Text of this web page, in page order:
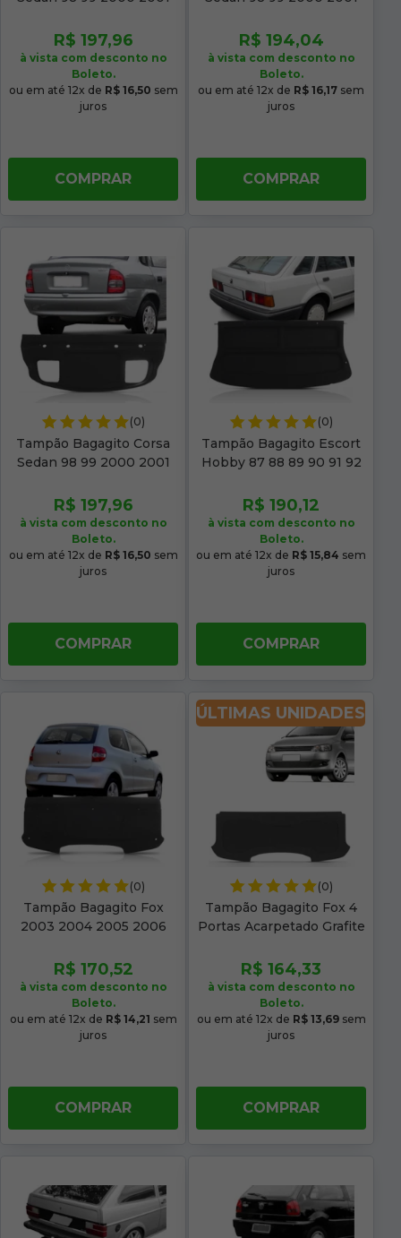
Furo
R$ 197,96
à vista com desconto no
Boleto.
ou em até 12x de R$ 16,50 sem
juros
COMPRAR
R$ 194,04
à vista com desconto no
Boleto.
ou em até 12x de R$ 16,17 sem
juros
COMPRAR
(0)
Tampão Bagagito Corsa
Sedan 98 99 2000 2001
Furo
R$ 197,96
à vista com desconto no
Boleto.
ou em até 12x de R$ 16,50 sem
juros
COMPRAR
(0)
Tampão Bagagito Escort
Hobby 87 88 89 90 91 92
R$ 190,12
à vista com desconto no
Boleto.
ou em até 12x de R$ 15,84 sem
juros
COMPRAR
(0)
Tampão Bagagito Fox
2003 2004 2005 2006
Preto
R$ 170,52
à vista com desconto no
Boleto.
ou em até 12x de R$ 14,21 sem
juros
COMPRAR
ÚLTIMAS UNIDADES
(0)
Tampão Bagagito Fox 4
Portas Acarpetado Grafite
R$ 164,33
à vista com desconto no
Boleto.
ou em até 12x de R$ 13,69sem
juros
COMPRAR